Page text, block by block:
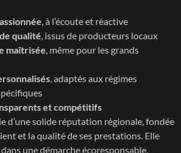
, à l’écoute et réactive
qualité , issus de producteurs locaux
maîtrisée , même pour les grands
, adaptés aux régimes
et compétitifs
d’une solide réputation régionale, fondée
et la qualité de ses prestations. Elle
une démarche écoresponsable,